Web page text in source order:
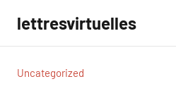
contenu
lettresvirtuelles
Uncategorized